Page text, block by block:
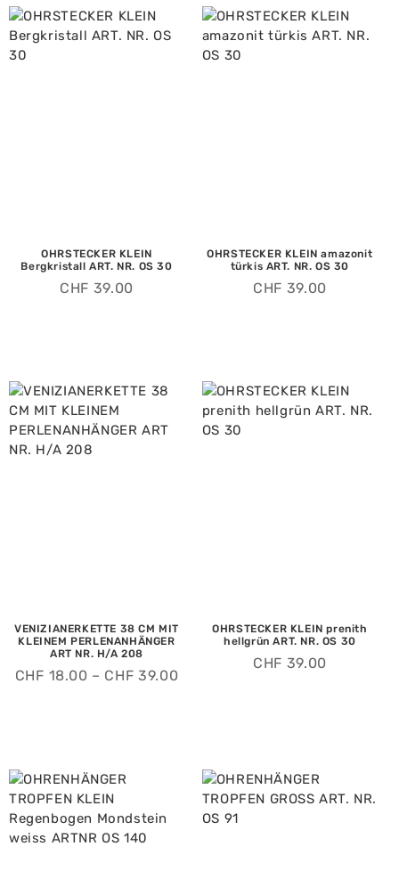
OHRSTECKER KLEIN
Bergkristall ART. NR. OS 30
CHF 39.00
OHRSTECKER KLEIN amazonit
türkis ART. NR. OS 30
CHF 39.00
VENIZIANERKETTE 38 CM MIT
KLEINEM PERLENANHÄNGER
ART NR. H/A 208
CHF 18.00 – CHF 39.00
OHRSTECKER KLEIN prenith
hellgrün ART. NR. OS 30
CHF 39.00